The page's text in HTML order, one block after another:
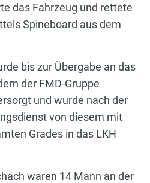
das Fahrzeug und rettete
Spineboard aus dem
bis zur Übergabe an das
der FMD-Gruppe
und wurde nach der
von diesem mit
Grades in das LKH
waren 14 Mann an der